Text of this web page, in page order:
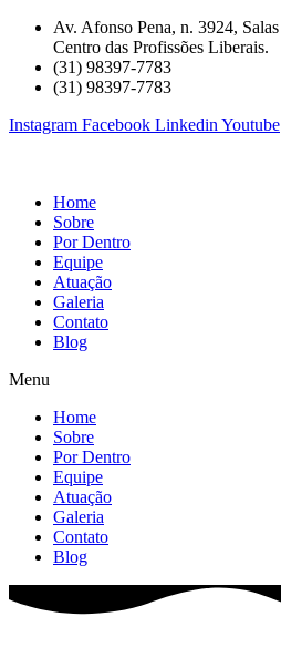
conteúdo
Av. Afonso Pena, n. 3924,
Centro das Profissões Liberais.
(31) 98397-7783
(31) 98397-7783
Instagram Facebook Linkedin Youtube
Home
Sobre
Por Dentro
Equipe
Atuação
Galeria
Contato
Blog
Menu
Home
Sobre
Por Dentro
Equipe
Atuação
Galeria
Contato
Blog